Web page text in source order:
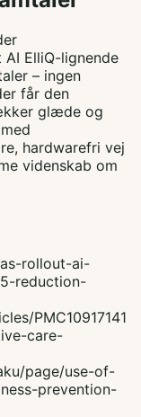
ElliQ-lignende
– ingen
får den
glæde og
hardwarefri vej
videnskab om
rollout-ai-
reduction-
PMC10917141
care-
page/use-of-
prevention-